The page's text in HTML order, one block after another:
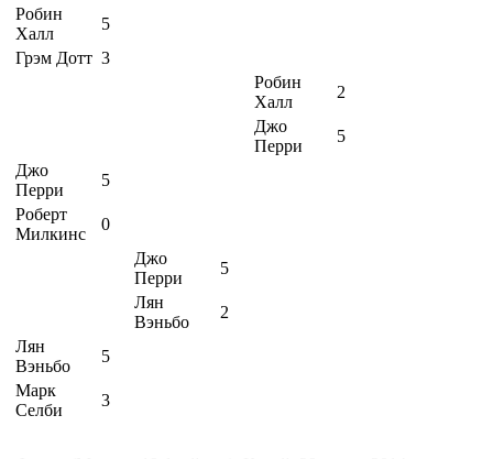
Робин
Халл
5
Грэм Дотт 3
Робин
Халл
2
Джо
Перри
5
Джо
Перри
5
Роберт
Милкинс
0
Джо
Перри
5
Лян
Вэньбо
2
Лян
Вэньбо
5
Марк
Селби
3